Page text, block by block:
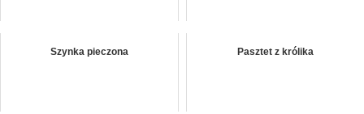
Szynka pieczona Pasztet z królika